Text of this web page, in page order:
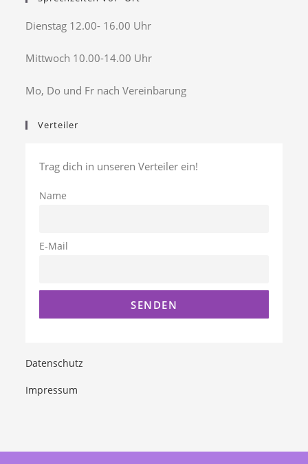
Dienstag 12.00- 16.00 Uhr
Mittwoch 10.00-14.00 Uhr
Mo, Do und Fr nach Vereinbarung
Verteiler
Trag dich in unseren Verteiler ein!
Name
E-Mail
Datenschutz
Impressum